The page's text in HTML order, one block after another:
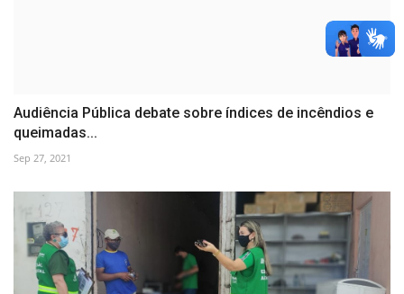
Audiência Pública debate sobre índices de incêndios e
queimadas...
Sep 27, 2021